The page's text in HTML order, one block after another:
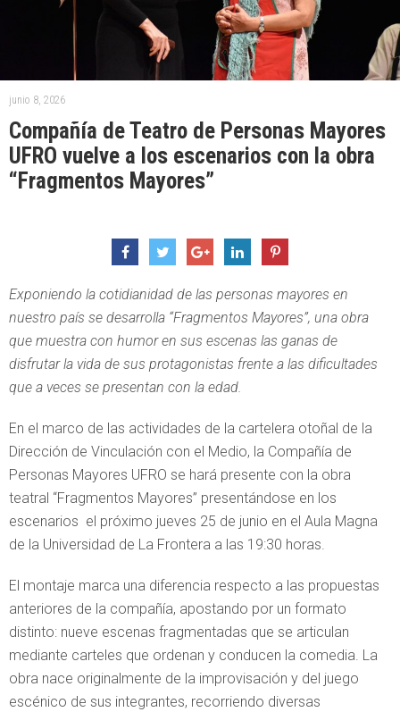
junio 8, 2026
Compañía de Teatro de Personas Mayores
UFRO vuelve a los escenarios con la obra
“Fragmentos Mayores”
Exponiendo la cotidianidad de las personas mayores en
nuestro país se desarrolla “Fragmentos Mayores”, una obra
que muestra con humor en sus escenas las ganas de
disfrutar la vida de sus protagonistas frente a las dificultades
que a veces se presentan con la edad.
En el marco de las actividades de la cartelera otoñal de la
Dirección de Vinculación con el Medio, la Compañía de
Personas Mayores UFRO se hará presente con la obra
teatral “Fragmentos Mayores” presentándose en los
escenarios el próximo jueves 25 de junio en el Aula Magna
de la Universidad de La Frontera a las 19:30 horas.
El montaje marca una diferencia respecto a las propuestas
anteriores de la compañía, apostando por un formato
distinto: nueve escenas fragmentadas que se articulan
mediante carteles que ordenan y conducen la comedia. La
obra nace originalmente de la improvisación y del juego
escénico de sus integrantes, recorriendo diversas